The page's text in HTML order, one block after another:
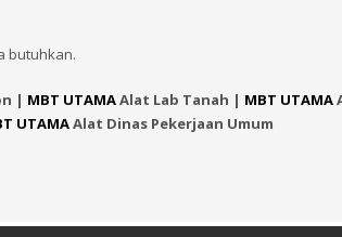
butuhkan.
| MBT UTAMAAlat Lab Tanah | MBT UTAMA
UTAMAAlat Dinas Pekerjaan Umum